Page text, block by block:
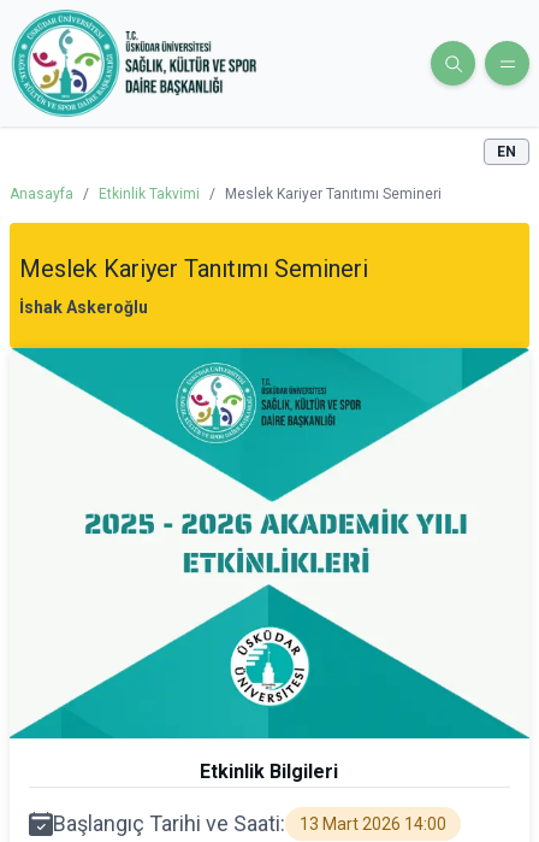
EN
Anasayfa / Etkinlik Takvimi / Meslek Kariyer Tanıtımı Semineri
Meslek Kariyer Tanıtımı Semineri
İshak Askeroğlu
Etkinlik Bilgileri
Başlangıç Tarihi ve Saati: 13 Mart 2026 14:00